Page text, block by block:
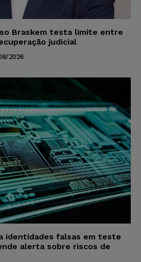
Braskem testa limite entre
judicial
2026
identidades falsas em teste
alerta sobre riscos de